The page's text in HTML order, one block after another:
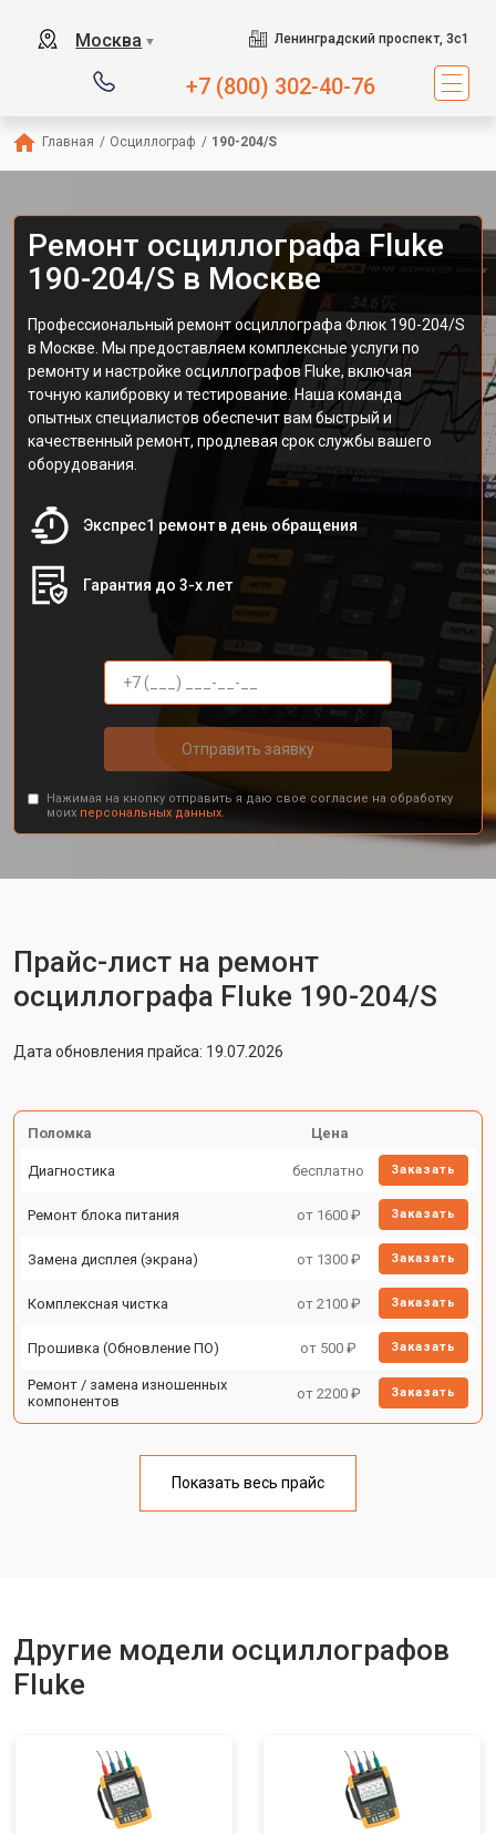
Москва ▼ Ленинградский проспект, 3с1
+7 (800) 302-40-76
Главная / Осциллограф / 190-204/S
Ремонт осциллографа Fluke
190-204/S в Москве
Профессиональный ремонт осциллографа Флюк 190-204/S
в Москве. Мы предоставляем комплексные услуги по
ремонту и настройке осциллографов Fluke, включая
точную калибровку и тестирование. Наша команда
опытных специалистов обеспечит вам быстрый и
качественный ремонт, продлевая срок службы вашего
оборудования.
Экспрес1 ремонт в день обращения
Гарантия до 3-х лет
Отправить заявку
Нажимая на кнопку отправить я даю свое согласие на обработку
моих персональных данных.
Прайс-лист на ремонт
осциллографа Fluke 190-204/S
Дата обновления прайса: 19.07.2026
Поломка Цена
Диагностика бесплатно Заказать
Ремонт блока питания от 1600 ₽ Заказать
Замена дисплея (экрана) от 1300 ₽ Заказать
Комплексная чистка от 2100 ₽ Заказать
Прошивка (Обновление ПО) от 500 ₽ Заказать
Ремонт / замена изношенных
компонентов
от 2200 ₽ Заказать
Показать весь прайс
Другие модели осциллографов
Fluke